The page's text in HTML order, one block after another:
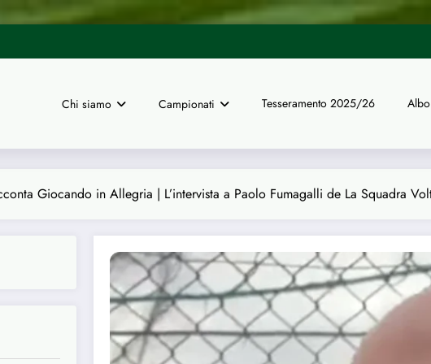
diretto le finali nazionali a 11 di calcio
UISP Genova | Dal 16
Chi siamo Campionati Tesseramento 2025/26
Giocando in Allegria | L’intervista a Paolo Fumagalli de La Squadra